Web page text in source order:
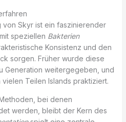
Skyr ist ein faszinierender
mit speziellen Bakterien
Konsistenz und den
sorgen. Früher wurde diese
Generation weitergegeben, und
Teilen Islands praktiziert.
bei denen
werden, bleibt der Kern des